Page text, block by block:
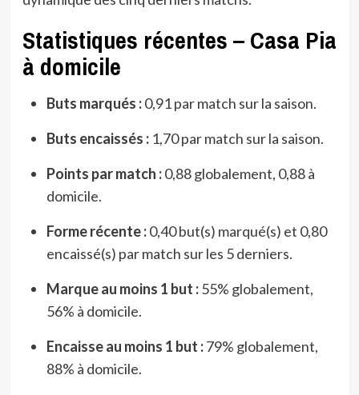
Statistiques récentes – Casa Pia
à domicile
Buts marqués :0,91 par match sur la saison.
Buts encaissés :1,70 par match sur la saison.
Points par match :0,88 globalement, 0,88 à
domicile.
Forme récente :0,40 but(s) marqué(s) et 0,80
encaissé(s) par match sur les 5 derniers.
Marque au moins 1 but :55% globalement,
56% à domicile.
Encaisse au moins 1 but :79% globalement,
88% à domicile.